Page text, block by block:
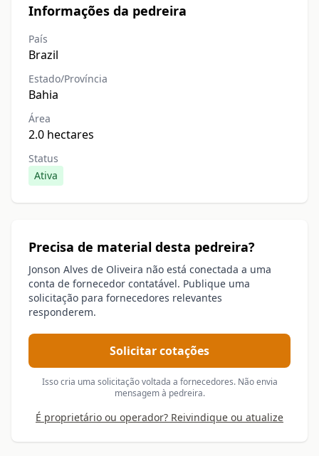
Informações da pedreira
País
Brazil
Estado/Província
Bahia
Área
2.0 hectares
Status
Ativa
Precisa de material desta pedreira?
Jonson Alves de Oliveira não está conectada a uma
conta de fornecedor contatável. Publique uma
solicitação para fornecedores relevantes
responderem.
Solicitar cotações
Isso cria uma solicitação voltada a fornecedores. Não envia
mensagem à pedreira.
É proprietário ou operador? Reivindique ou atualize